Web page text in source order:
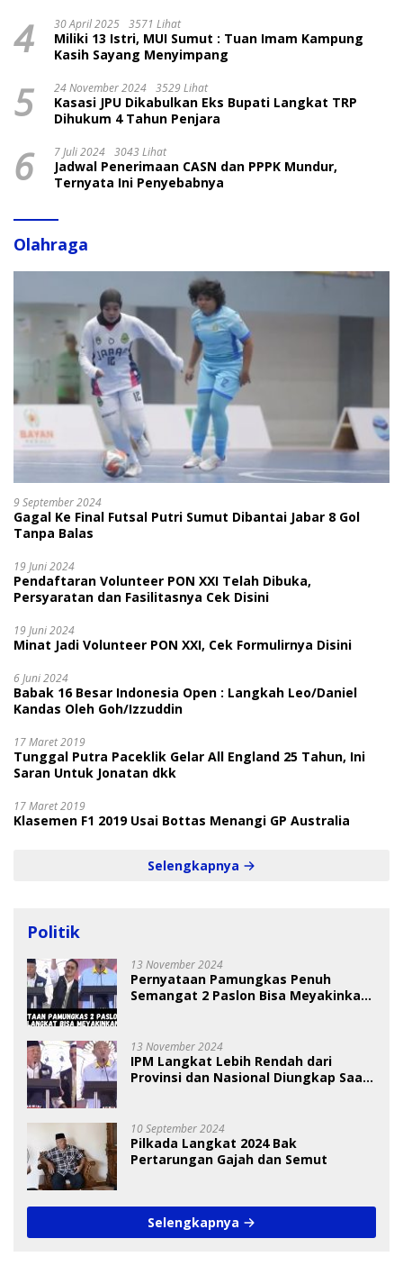
4 30 April 2025 3571 Lihat
Miliki 13 Istri, MUI Sumut : Tuan Imam Kampung
Kasih Sayang Menyimpang
5 24 November 2024 3529 Lihat
Kasasi JPU Dikabulkan Eks Bupati Langkat TRP
Dihukum 4 Tahun Penjara
6 7 Juli 2024 3043 Lihat
Jadwal Penerimaan CASN dan PPPK Mundur,
Ternyata Ini Penyebabnya
Olahraga
9 September 2024
Gagal Ke Final Futsal Putri Sumut Dibantai Jabar 8 Gol
Tanpa Balas
19 Juni 2024
Pendaftaran Volunteer PON XXI Telah Dibuka,
Persyaratan dan Fasilitasnya Cek Disini
19 Juni 2024
Minat Jadi Volunteer PON XXI, Cek Formulirnya Disini
6 Juni 2024
Babak 16 Besar Indonesia Open : Langkah Leo/Daniel
Kandas Oleh Goh/Izzuddin
17 Maret 2019
Tunggal Putra Paceklik Gelar All England 25 Tahun, Ini
Saran Untuk Jonatan dkk
17 Maret 2019
Klasemen F1 2019 Usai Bottas Menangi GP Australia
Selengkapnya
Politik
13 November 2024
Pernyataan Pamungkas Penuh
Semangat 2 Paslon Bisa Meyakinkan
13 November 2024
IPM Langkat Lebih Rendah dari
Provinsi dan Nasional Diungkap Saat
10 September 2024
Pilkada Langkat 2024 Bak
Pertarungan Gajah dan Semut
Selengkapnya